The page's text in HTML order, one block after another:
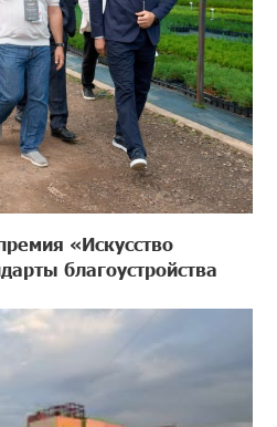
«Искусство
благоустройства